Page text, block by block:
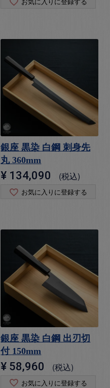
銀座 黒染 白鋼 刺身先
丸 360mm
¥ 134,090 税込
お気に入りに登録する
銀座 黒染 白鋼 出刃切
付 150mm
¥ 58,960 税込
お気に入りに登録する